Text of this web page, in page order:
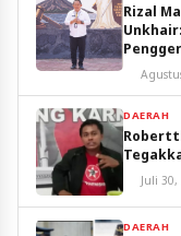
Rizal
Utara
DAERAH
Juli 30,
DAERAH